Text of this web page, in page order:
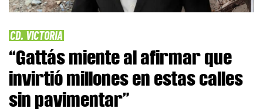
CD. VICTORIA
“Gattás miente al afirmar que
invirtió millones en estas calles
sin pavimentar”